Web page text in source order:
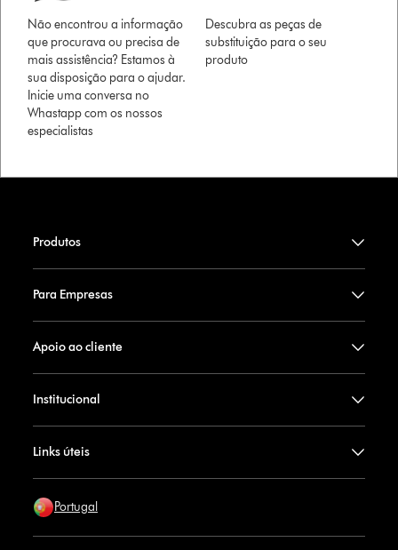
Não encontrou a informação
que procurava ou precisa de
mais assistência? Estamos à
sua disposição para o ajudar.
Inicie uma conversa no
Whastapp com os nossos
especialistas
Descubra as peças de
substituição para o seu
produto
Produtos
Para Empresas
Apoio ao cliente
Institucional
Links úteis
Portugal